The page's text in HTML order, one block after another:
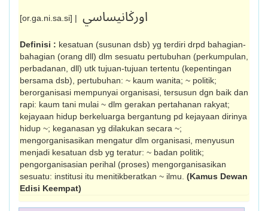
[or.ga.ni.sa.si] | اورݢانيساسي
Definisi : kesatuan (susunan dsb) yg terdiri drpd bahagian-
bahagian (orang dll) dlm se­suatu pertubuhan (perkumpulan,
perbadanan, dll) utk tujuan-tujuan tertentu (kepentingan
bersama dsb), pertubuhan: ~ kaum wanita; ~ politik;
berorganisasi mempunyai organisasi, ter­susun dgn baik dan
rapi: kaum tani mulai ~ dlm gerakan pertahanan rakyat;
kejayaan hidup berkeluarga bergantung pd kejayaan dirinya
hidup ~; keganasan yg dilakukan secara ~;
mengorganisasikan mengatur dlm organi­sasi, menyusun
menjadi kesatuan dsb yg ter­atur: ~ badan politik;
pengorganisasian perihal (proses) meng­orga­ni­sasikan
sesuatu: institusi itu menitik­beratkan ~ ilmu. (Kamus Dewan
Edisi Keempat)